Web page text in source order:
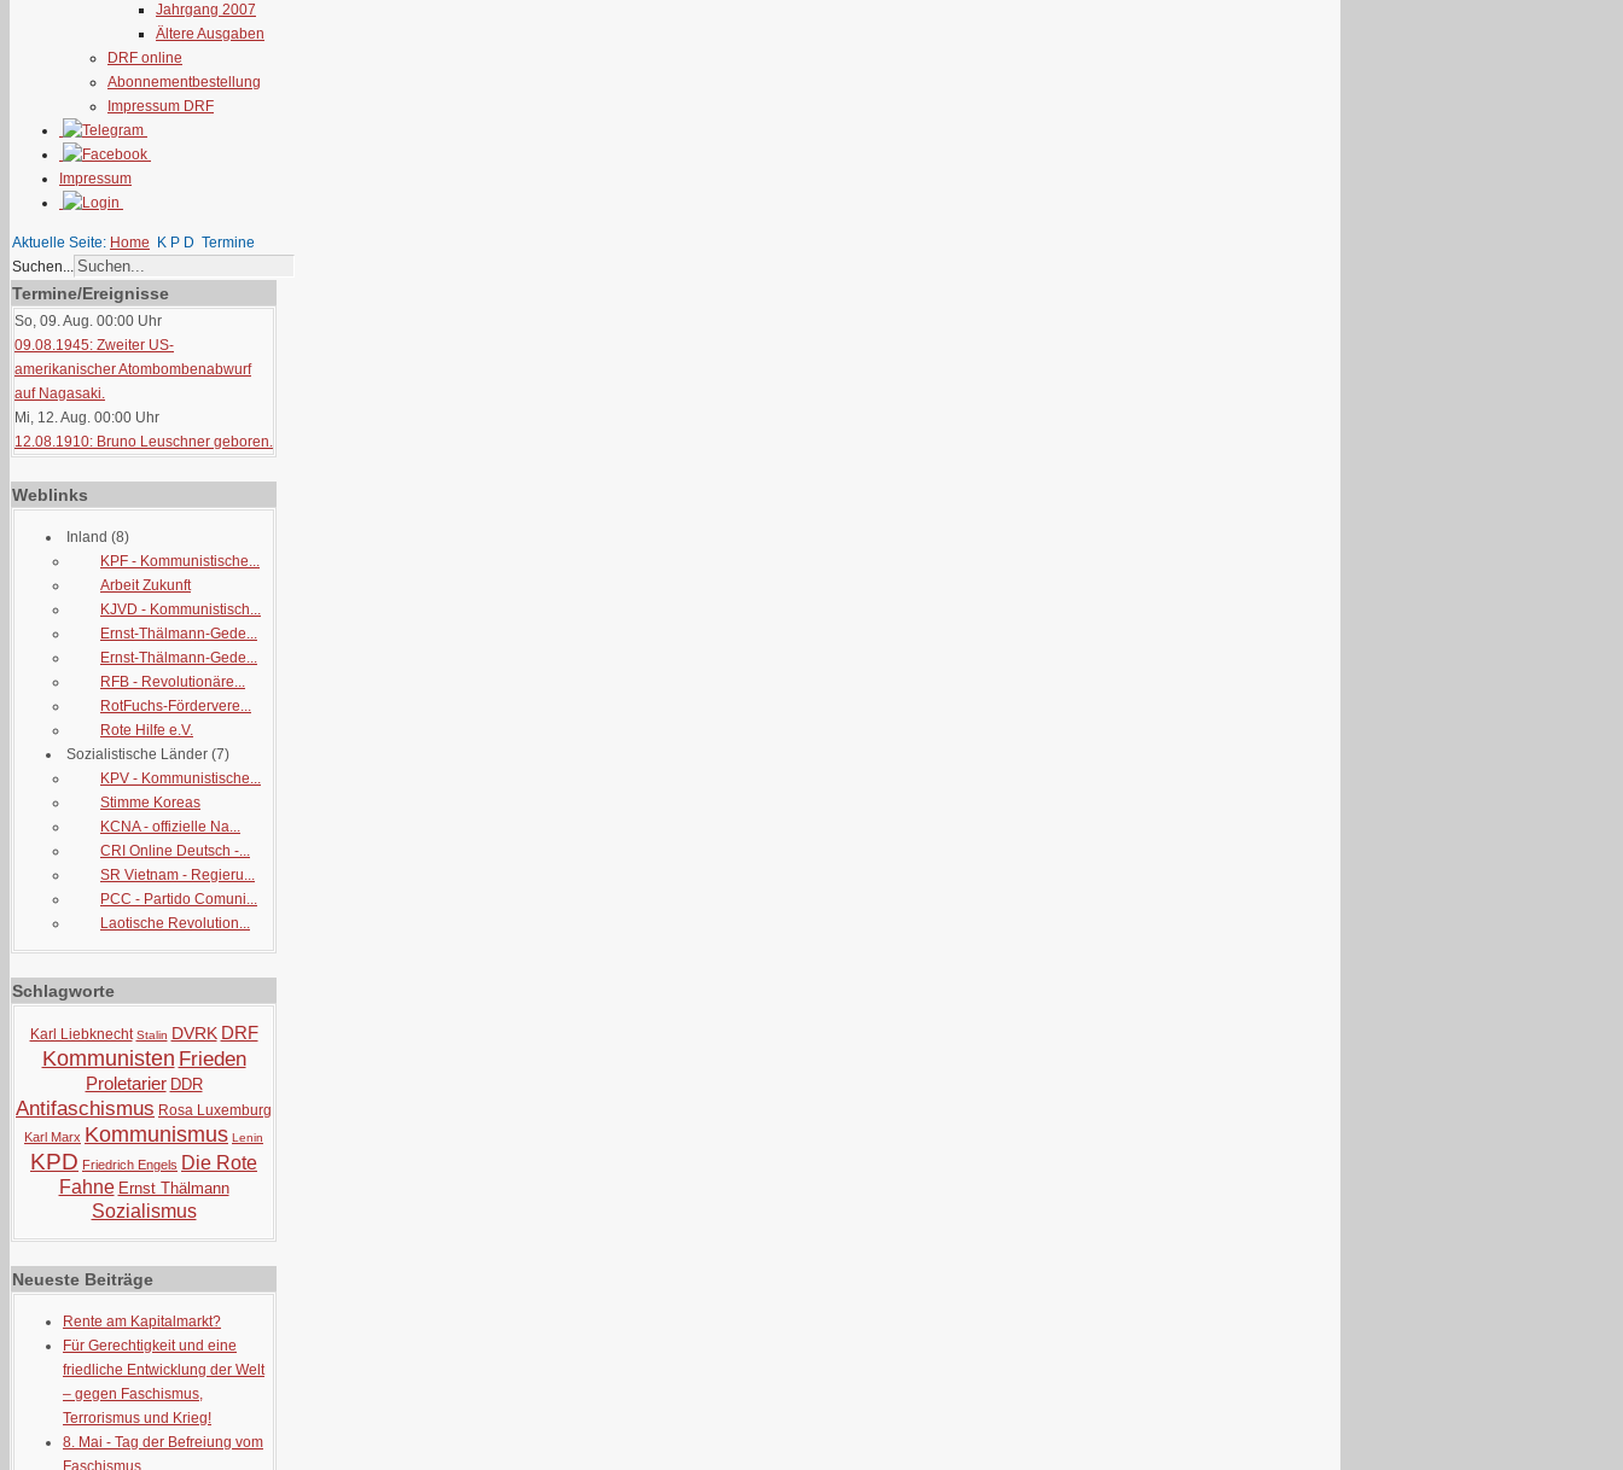
Jahrgang 2007
Ältere Ausgaben
DRF online
Abonnementbestellung
Impressum DRF
Impressum
Aktuelle Seite: Home K P D Termine
Suchen...
Termine/Ereignisse
So, 09. Aug. 00:00 Uhr
09.08.1945: Zweiter US-
amerikanischer Atombombenabwurf
auf Nagasaki.
Mi, 12. Aug. 00:00 Uhr
12.08.1910: Bruno Leuschner geboren.
Weblinks
Inland (8)
KPF - Kommunistische...
Arbeit Zukunft
KJVD - Kommunistisch...
Ernst-Thälmann-Gede...
Ernst-Thälmann-Gede...
RFB - Revolutionäre...
RotFuchs-Fördervere...
Rote Hilfe e.V.
Sozialistische Länder (7)
KPV - Kommunistische...
Stimme Koreas
KCNA - offizielle Na...
CRI Online Deutsch -...
SR Vietnam - Regieru...
PCC - Partido Comuni...
Laotische Revolution...
Schlagworte
Karl Liebknecht Stalin DVRK DRF
Kommunisten Frieden
Proletarier DDR
Antifaschismus Rosa Luxemburg
Karl Marx Kommunismus Lenin
KPD Friedrich Engels Die Rote
Fahne Ernst Thälmann
Sozialismus
Neueste Beiträge
Rente am Kapitalmarkt?
Für Gerechtigkeit und eine
friedliche Entwicklung der Welt
– gegen Faschismus,
Terrorismus und Krieg!
8. Mai - Tag der Befreiung vom
Faschismus